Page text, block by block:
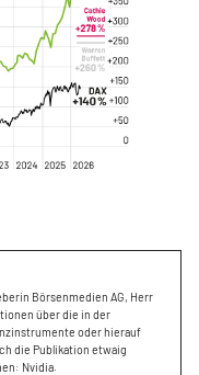
Börsenmedien AG, Herr
über die in der
oder hierauf
die Publikation etwaig
Nvidia.